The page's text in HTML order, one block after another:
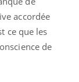
accordée
ce que les
de